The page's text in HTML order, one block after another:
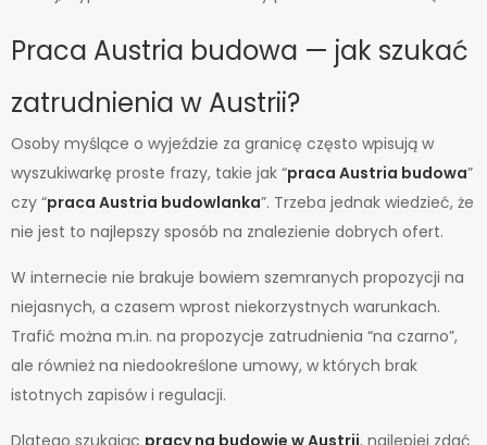
Praca Austria budowa — jak szukać
zatrudnienia w Austrii?
Osoby myślące o wyjeździe za granicę często wpisują w
wyszukiwarkę proste frazy, takie jak “praca Austria budowa”
czy “praca Austria budowlanka”. Trzeba jednak wiedzieć, że
nie jest to najlepszy sposób na znalezienie dobrych ofert.
W internecie nie brakuje bowiem szemranych propozycji na
niejasnych, a czasem wprost niekorzystnych warunkach.
Trafić można m.in. na propozycje zatrudnienia “na czarno”,
ale również na niedookreślone umowy, w których brak
istotnych zapisów i regulacji.